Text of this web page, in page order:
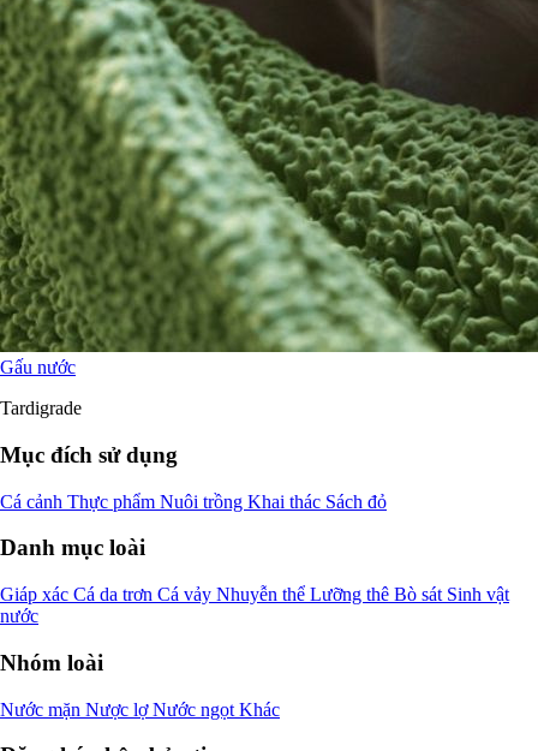
Gấu nước
Tardigrade
Mục đích sử dụng
Cá cảnh Thực phẩm Nuôi trồng Khai thác Sách đỏ
Danh mục loài
Giáp xác Cá da trơn Cá vảy Nhuyễn thể Lưỡng thê Bò sát Sinh vật
nước
Nhóm loài
Nước mặn Nược lợNước ngọt Khác